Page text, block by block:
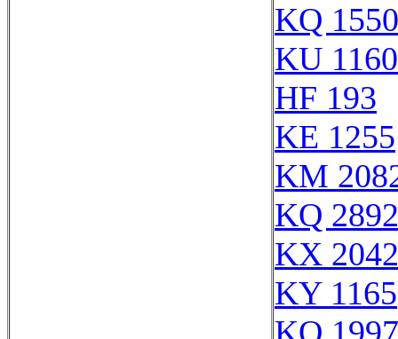
KQ 1550
KU 1160
HF 193
KE 1255
KM
KQ 2892
KX 2042
KY 1165